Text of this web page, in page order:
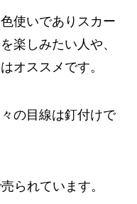
使いでありスカー
楽しみたい人や、
オススメです。
の目線は釘付けで
られています。